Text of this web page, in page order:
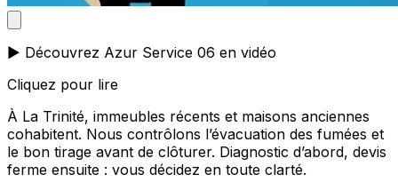
▶️ Découvrez Azur Service 06 en vidéo
Cliquez pour lire
À La Trinité, immeubles récents et maisons anciennes
cohabitent. Nous contrôlons l’évacuation des fumées et
le bon tirage avant de clôturer. Diagnostic d’abord, devis
ferme ensuite : vous décidez en toute clarté.